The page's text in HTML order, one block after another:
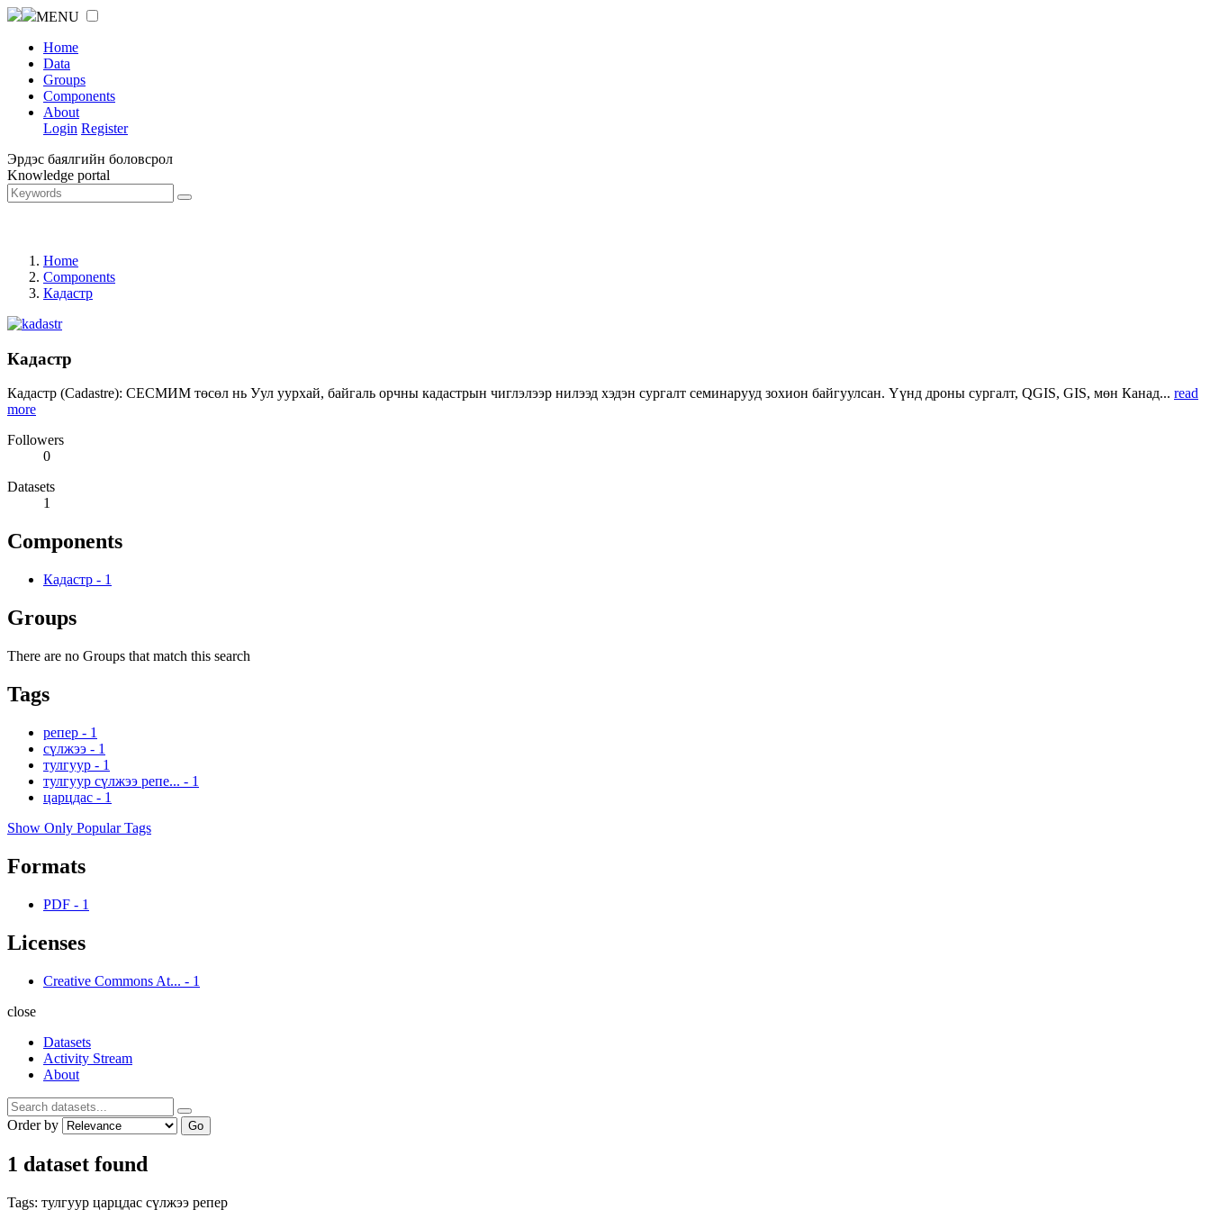
MENU
Home
Data
Groups
Components
About
Login Register
Эрдэс баялгийн боловсрол
Knowledge portal
Home
Components
Кадастр
Кадастр
Кадастр (Cadastre): СЕСМИМ төсөл нь Уул уурхай, байгаль орчны кадастрын чиглэлээр нилээд хэдэн сургалт семинарууд зохион байгуулсан. Үүнд дроны сургалт, QGIS, GIS, мөн Канад... read
more
Followers
0
Datasets
1
Components
Кадастр - 1
Groups
There are no Groups that match this search
Tags
репер - 1
сүлжээ - 1
тулгуур - 1
тулгуур сүлжээ репе... - 1
царцдас - 1
Show Only Popular Tags
Formats
PDF - 1
Licenses
Creative Commons At... - 1
close
Datasets
Activity Stream
About
Order by Go
1 dataset found
Tags: тулгуур царцдас сүлжээ репер